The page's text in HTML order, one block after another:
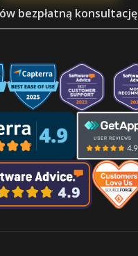
bezpłatną konsultację